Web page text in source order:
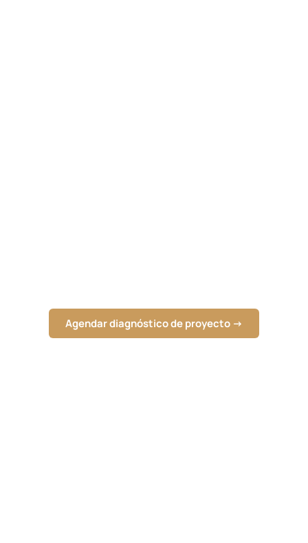
Agendar diagnóstico de proyecto →